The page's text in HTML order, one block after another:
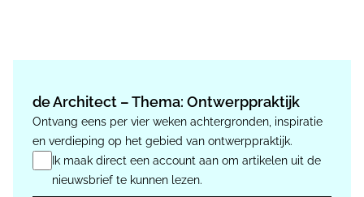
de Architect – Thema: Ontwerppraktijk
Ontvang eens per vier weken achtergronden, inspiratie
en verdieping op het gebied van ontwerppraktijk.
Ik maak direct een account aan om artikelen uit de
nieuwsbrief te kunnen lezen.